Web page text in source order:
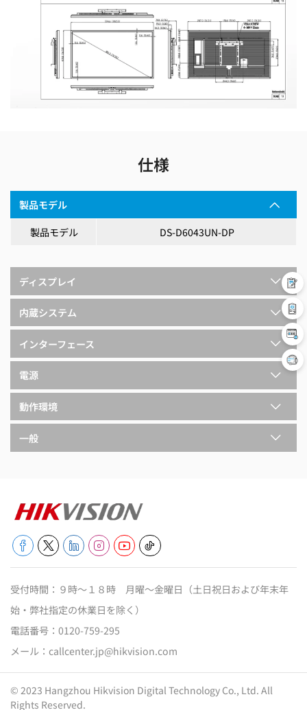
仕様
製品モデル
製品モデル DS-D6043UN-DP
ディスプレイ
内蔵システム
インターフェース
電源
動作環境
一般
受付時間：９時～１８時 月曜～金曜日（土日祝日および年末年
始・弊社指定の休業日を除く）
電話番号： 0120-759-295
メール： callcenter.jp@hikvision.com
© 2023 Hangzhou Hikvision Digital Technology Co., Ltd. All
Rights Reserved.